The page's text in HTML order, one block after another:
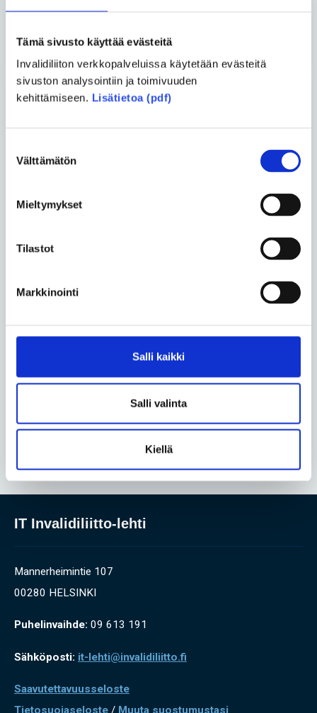
Tämä sivusto käyttää evästeitä
Invalidiliiton verkkopalveluissa käytetään evästeitä
sivuston analysointiin ja toimivuuden
kehittämiseen. Lisätietoa (pdf)
valinta
Välttämätön
Mieltymykset
Tilastot
Markkinointi
Salli kaikki
Salli valinta
Kiellä
kerrallaan
Katso kaikki blogit
Luonnossa Harri Venäläinen löytää
Perhe on uuden äärellä, kun lapsi
syntyy lyhytkasvuisena
mennyt taaksepäin
IT Invalidiliitto-lehti
Mannerheimintie 107
00280 HELSINKI
Puhelinvaihde: 09 613 191
Sähköposti: it-lehti@invalidiliitto.fi
Saavutettavuusseloste
Tietosuojaseloste / Muuta suostumustasi